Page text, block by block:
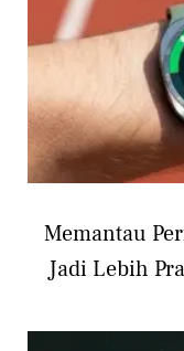
Memantau
Jadi Lebih